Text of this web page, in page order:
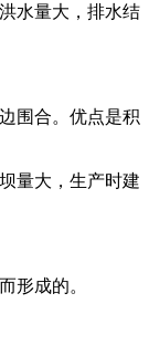
水量大，排水结
围合。优点是积
量大，生产时建
形成的。